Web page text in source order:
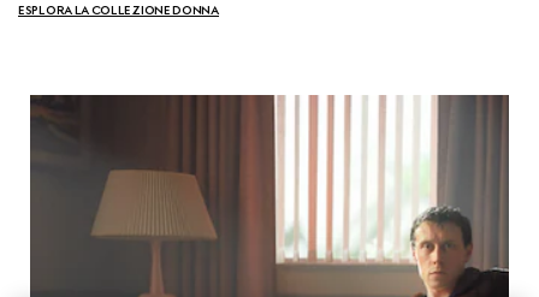
ESPLORA LA COLLEZIONE DONNA